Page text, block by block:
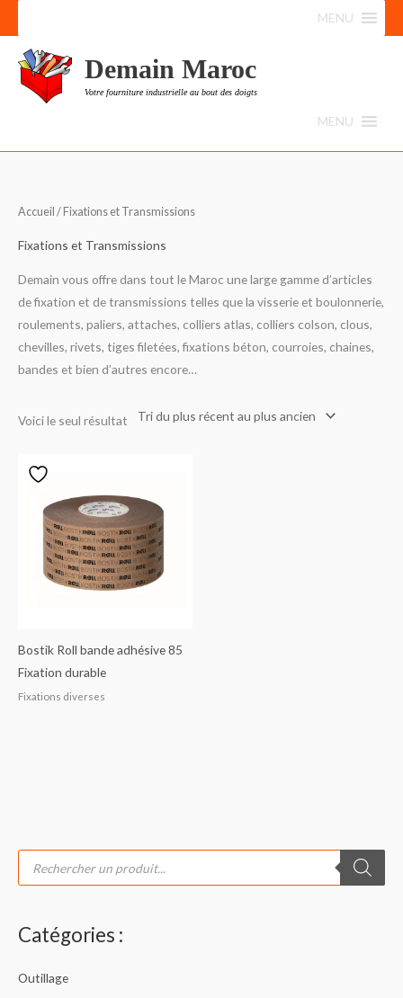
au
contenu
MENU
Demain Maroc
Votre fourniture industrielle au bout des doigts
MENU
R
h
c
h
e
p
Catégories :
Outillage
Accueil / Fixations et Transmissions
Fixations et Transmissions
Demain vous offre dans tout le Maroc une large gamme d’articles
de fixation et de transmissions telles que la visserie et boulonnerie,
roulements, paliers, attaches, colliers atlas, colliers colson, clous,
chevilles, rivets, tiges filetées, fixations béton, courroies, chaines,
bandes et bien d’autres encore…
Voici le seul résultat
Bostik Roll bande adhésive 85
Fixation durable
Fixations diverses